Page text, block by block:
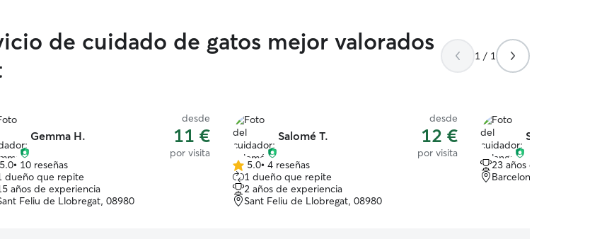
de cuidado de gatos mejor valorados
1 / 1
Gemma H.
desde
11 €
por visita
5.0• 10 reseñas
dueño que repite
años de experiencia
Feliu de Llobregat, 08980
Salomé T.
desde
12 €
por visita
5.0
de
5
estrellas
5.0• 4 reseñas
1 dueño que repite
2 años de experiencia
Sant Feliu de Llobregat, 08980
Solange
23 años de experiencia
Barcelona, 08960